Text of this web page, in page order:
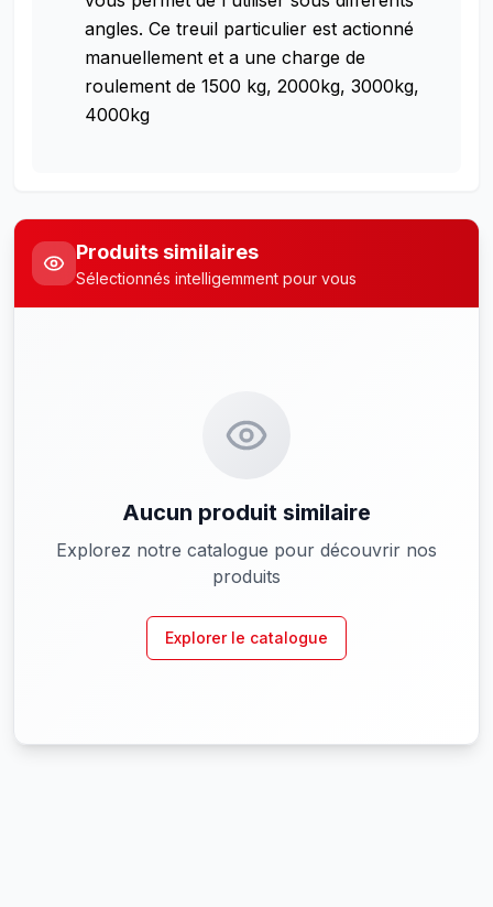
angles. Ce treuil particulier est actionné
manuellement et a une charge de
roulement de 1500 kg, 2000kg, 3000kg,
4000kg
Produits similaires
Sélectionnés intelligemment pour vous
Aucun produit similaire
Explorez notre catalogue pour découvrir nos
produits
Explorer le catalogue